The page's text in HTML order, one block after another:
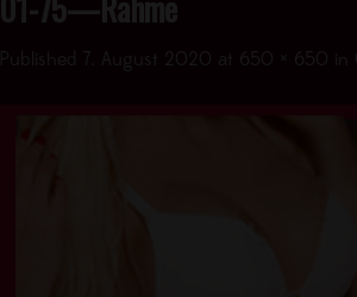
Published 7. August 2020 at 650 × 650